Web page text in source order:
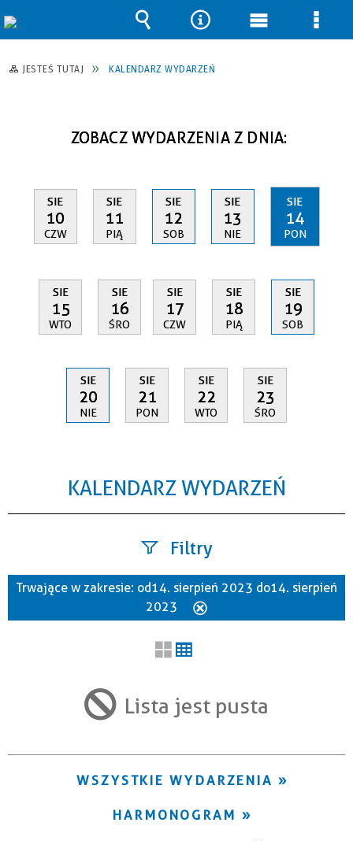
JESTEŚ TUTAJ KALENDARZ WYDARZEŃ
ZOBACZ WYDARZENIA Z DNIA:
SIE
10
CZW
SIE
11
PIĄ
SIE
12
SOB
SIE
13
NIE
SIE
14
PON
SIE
15
WTO
SIE
16
ŚRO
SIE
17
CZW
SIE
18
PIĄ
SIE
19
SOB
SIE
20
NIE
SIE
21
PON
SIE
22
WTO
SIE
23
ŚRO
KALENDARZ WYDARZEŃ
Filtry
Szukana fraza
Trwające w zakresie
Trwające w zakresie: od 14. sierpień 2023 do 14. sierpień
2023
Lista jest pusta
WSZYSTKIE WYDARZENIA
HARMONOGRAM
Wyszukiwarka
Narzędzia
Menu Menu